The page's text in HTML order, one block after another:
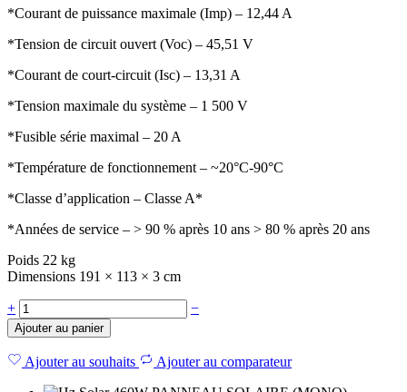
*Courant de puissance maximale (Imp) – 12,44 A
*Tension de circuit ouvert (Voc) – 45,51 V
*Courant de court-circuit (Isc) – 13,31 A
*Tension maximale du système – 1 500 V
*Fusible série maximal – 20 A
*Température de fonctionnement – ~20°C-90°C
*Classe d’application – Classe A*
*Années de service – > 90 % après 10 ans > 80 % après 20 ans
Poids 22 kg
Dimensions 191 × 113 × 3 cm
+ −
Ajouter au panier
Ajouter au souhaits Ajouter au comparateur